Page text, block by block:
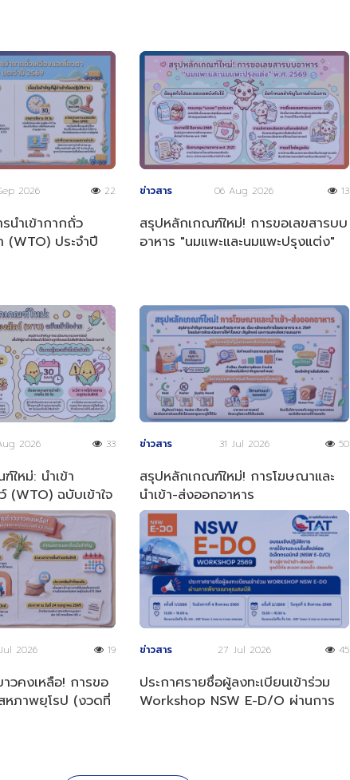
2026 22
รนำเข้ากากถั่ว
(WTO) ประจำปี
ข่าวสาร 06 Aug 2026 13
สรุปหลักเกณฑ์ใหม่! การขอเลขสารบบ
อาหาร "นมแพะและนมแพะปรุงแต่ง"
2026 33
ใหม่: นำเข้า
(WTO) ฉบับเข้าใจ
ข่าวสาร 31 Jul 2026 50
สรุปหลักเกณฑ์ใหม่! การโฆษณาและ
นำเข้า-ส่งออกอาหาร
2026 19
วคงเหลือ! การขอ
หภาพยุโรป (งวดที่
ข่าวสาร 27 Jul 2026 45
ประกาศรายชื่อผู้ลงทะเบียนเข้าร่วม
Workshop NSW E-D/O ผ่านการ